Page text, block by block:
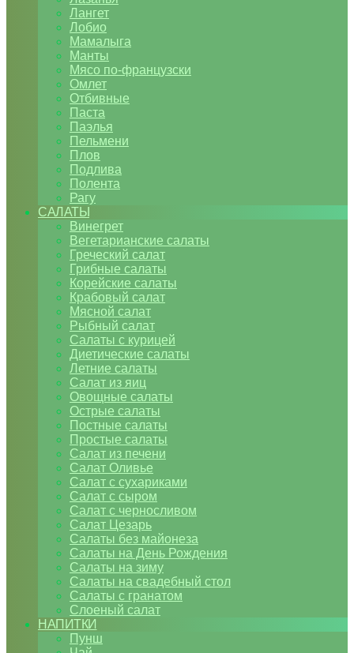
Лангет
Лобио
Мамалыга
Манты
Мясо по-французски
Омлет
Отбивные
Паста
Паэлья
Пельмени
Плов
Подлива
Полента
Рагу
САЛАТЫ
Винегрет
Вегетарианские салаты
Греческий салат
Грибные салаты
Корейские салаты
Крабовый салат
Мясной салат
Рыбный салат
Салаты с курицей
Диетические салаты
Летние салаты
Салат из яиц
Овощные салаты
Острые салаты
Постные салаты
Простые салаты
Салат из печени
Салат Оливье
Салат с сухариками
Салат с сыром
Салат с черносливом
Салат Цезарь
Салаты без майонеза
Салаты на День Рождения
Салаты на зиму
Салаты на свадебный стол
Салаты с гранатом
Слоеный салат
НАПИТКИ
Пунш